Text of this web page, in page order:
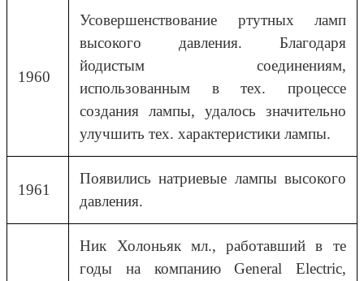
1960
Усовершенствование ртутных ламп
высокого давления. Благодаря
йодистым соединениям,
использованным в тех. процессе
создания лампы, удалось значительно
улучшить тех. характеристики лампы.
1961
Появились натриевые лампы высокого
давления.
Ник Холоньяк мл., работавший в те
годы на компанию General Electric,